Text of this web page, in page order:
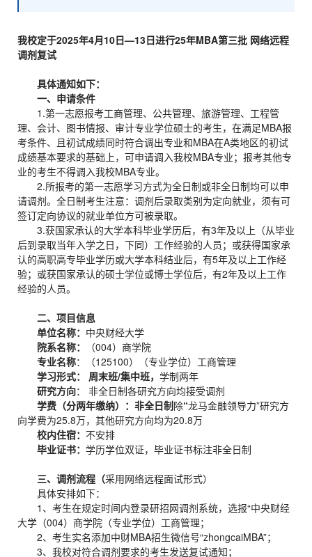
我校定于2025年4月10日—13日进行25年MBA第三批 网络远程
调剂复试
具体通知如下：
一、申请条件
1.第一志愿报考工商管理、公共管理、旅游管理、工程管
理、会计、图书情报、审计专业学位硕士的考生，在满足MBA报
考条件、且初试成绩同时符合调出专业和MBA在A类地区的初试
成绩基本要求的基础上，可申请调入我校MBA专业；报考其他专
业的考生不得调入我校MBA专业。
2.所报考的第一志愿学习方式为全日制或非全日制均可以申
请调剂。全日制考生注意：调剂后录取类别为定向就业，须有可
签订定向协议的就业单位方可被录取。
3.获国家承认的大学本科毕业学历后，有3年及以上（从毕业
后到录取当年入学之日，下同）工作经验的人员；或获得国家承
认的高职高专毕业学历或大学本科结业后，有5年及以上工作经
验；或获国家承认的硕士学位或博士学位后，有2年及以上工作
经验的人员。
二、项目信息
单位名称： 中央财经大学
院系名称：
（004）商学院
专业名称：（125100）（专业学位）工商管理
学习形式： 周末班/集中班， 学制两年
研究方向： 非全日制各研究方向均接受调剂
学费（分两年缴纳）： 非全日制除“龙马金融领导力”研究方
向学费为25.8万，其他研究方向均为20.8万
校内住宿： 不安排
毕业证书： 学历学位双证，毕业证书标注非全日制
三、调剂流程 （采用网络远程面试形式）
具体安排如下：
1、考生在规定时间内登录研招网调剂系统，选报“中央财经
大学（004）商学院（专业学位）工商管理；
2、考生实名添加中财MBA招生微信号“zhongcaiMBA”；
3、我校对符合调剂要求的考生发送复试通知；